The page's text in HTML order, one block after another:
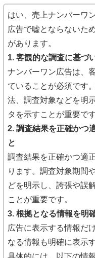
はい、売上ナンバーワ
広告で嘘とならないた
があります。
1. 客観的な調査に基づ
ナンバーワン広告は、
ていることが必須です
法、調査対象などを明
タを示すことが重要です
2. 調査結果を正確かつ
と
調査結果を正確かつ適
ります。調査対象期間
どを明示し、誇張や誤
ことが重要です。
3. 根拠となる情報を明
広告に表示する情報だ
なる情報も明確に表示
具体的には、以下の情